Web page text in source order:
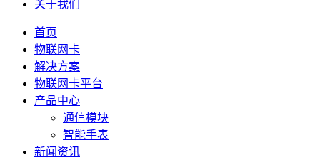
关于我们
首页
物联网卡
解决方案
物联网卡平台
产品中心
通信模块
智能手表
新闻资讯